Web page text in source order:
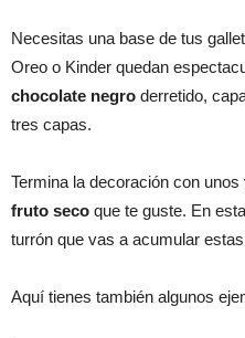
Necesitas una base de tus
Oreo o Kinder quedan
chocolate negro derretido,
tres capas.
Termina la decoración con unos
fruto seco que te guste. En
turrón que vas a acumular
Aquí tienes también algunos